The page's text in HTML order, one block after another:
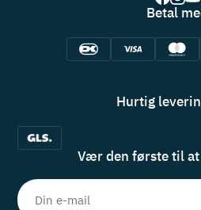
Betal
Hurtig
Vær den første til at